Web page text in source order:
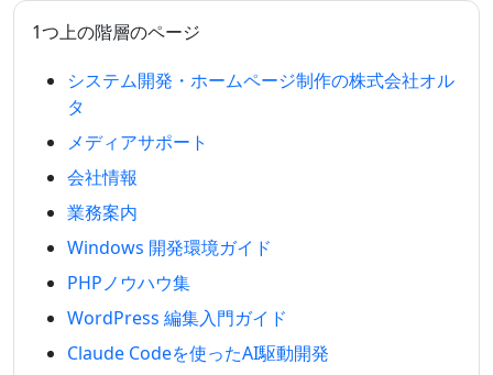
1つ上の階層のページ
システム開発・ホームページ制作の株式会社オル
タ
メディアサポート
会社情報
業務案内
Windows 開発環境ガイド
PHPノウハウ集
WordPress 編集入門ガイド
Claude Codeを使ったAI駆動開発